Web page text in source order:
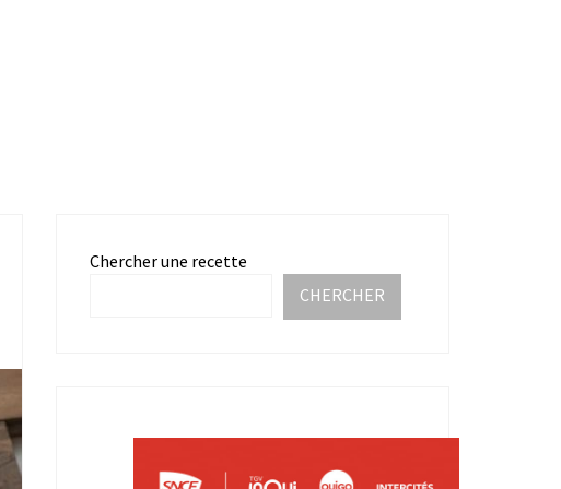
Chercher une recette
CHERCHER